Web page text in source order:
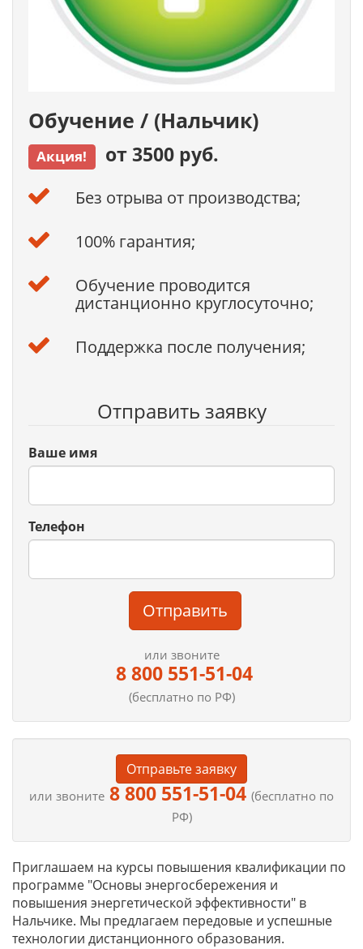
Обучение / (Нальчик)
Акция! от 3500 руб.
Без отрыва от производства;
100% гарантия;
Обучение проводится
дистанционно круглосуточно;
Поддержка после получения;
Отправить заявку
Ваше имя
Телефон
Отправить
или звоните
8 800 551-51-04
(бесплатно по РФ)
Отправьте заявку
или звоните 8 800 551-51-04 (бесплатно по
РФ)
Приглашаем на курсы повышения квалификации по
программе "Основы энергосбережения и
повышения энергетической эффективности" в
Нальчике. Мы предлагаем передовые и успешные
технологии дистанционного образования.